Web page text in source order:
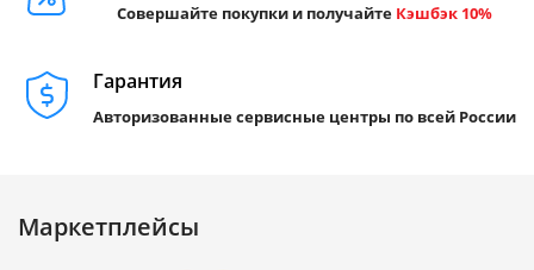
Совершайте покупки и получайте Кэшбэк 10%
Гарантия
Авторизованные сервисные центры по всей России
Маркетплейсы